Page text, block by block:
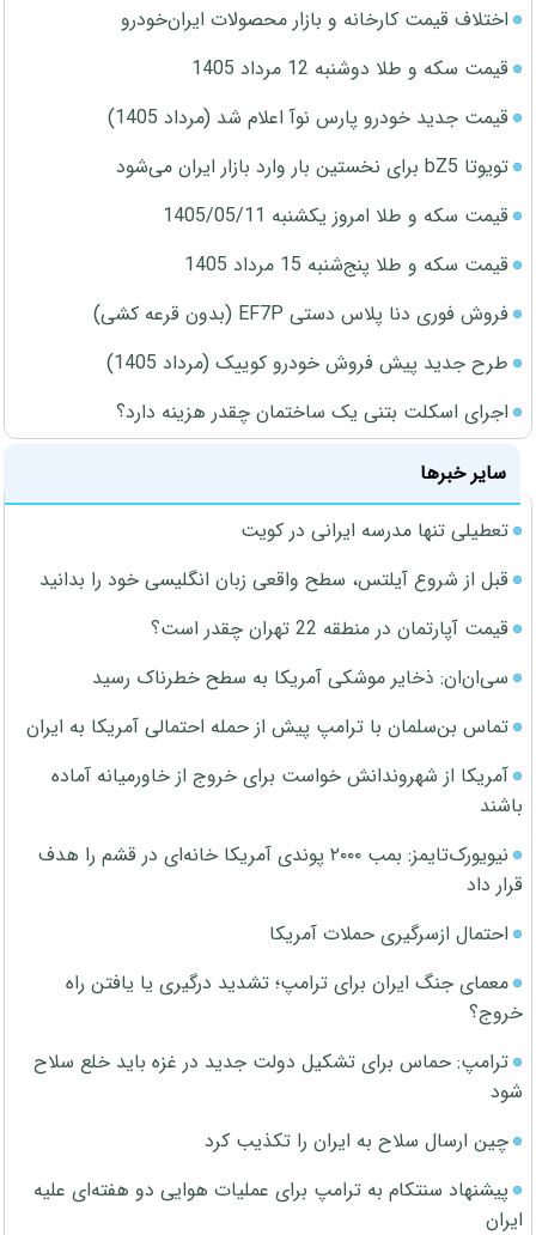
اختلاف قیمت کارخانه و بازار محصولات ایران‌خودرو
قیمت سکه و طلا دوشنبه 12 مرداد 1405
قیمت جدید خودرو پارس نوآ اعلام شد (مرداد 1405)
تویوتا bZ5 برای نخستین بار وارد بازار ایران می‌شود
قیمت سکه و طلا امروز یکشنبه 1405/05/11
قیمت سکه و طلا پنج‌شنبه 15 مرداد 1405
فروش فوری دنا پلاس دستی EF7P (بدون قرعه کشی)
طرح جدید پیش فروش خودرو کوییک (مرداد 1405)
اجرای اسکلت بتنی یک ساختمان چقدر هزینه دارد؟
سایر خبرها
تعطیلی تنها مدرسه ایرانی در کویت
قبل از شروع آیلتس، سطح واقعی زبان انگلیسی خود را بدانید
قیمت آپارتمان در منطقه 22 تهران چقدر است؟
سی‌ان‌ان: ذخایر موشکی آمریکا به سطح خطرناک رسید
تماس بن‌سلمان با ترامپ پیش از حمله احتمالی آمریکا به ایران
آمریکا از شهروندانش خواست برای خروج از خاورمیانه آماده
باشند
نیویورک‌تایمز: بمب ۲۰۰۰ پوندی آمریکا خانه‌ای در قشم را هدف
قرار داد
احتمال ازسرگیری حملات آمریکا
معمای جنگ ایران برای ترامپ؛ تشدید درگیری یا یافتن راه
خروج؟
ترامپ: حماس برای تشکیل دولت جدید در غزه باید خلع سلاح
شود
چین ارسال سلاح به ایران را تکذیب کرد
پیشنهاد سنتکام به ترامپ برای عملیات هوایی دو هفته‌ای علیه
ایران